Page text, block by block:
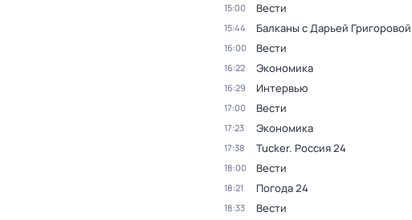
15:00 Вести
15:44 Балканы с Дарьей Григоровой
16:00 Вести
16:22 Экономика
16:29 Интервью
17:00 Вести
17:23 Экономика
17:38 Tucker. Россия 24
18:00 Вести
18:21 Погода 24
18:33 Вести